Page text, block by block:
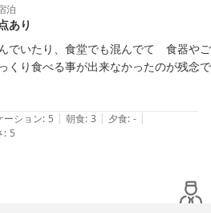
につきましては、貴重なご意見をあり
運営や改善の参考とさせていただき
スタッフの対応がお客様のお役に立
や個人経営のお店、多種多様な飲食
いただけたご様子で何よりでござい
ごしいただけるよう、スタッフ一同サ
泊
あり
でいたり、食堂でも混んでて　食器やご
くり食べる事が出来なかったのが残念で
定の宿泊を楽しませていただきました
ーション: 5 | 朝食: 3 | 夕食: - |
: 5